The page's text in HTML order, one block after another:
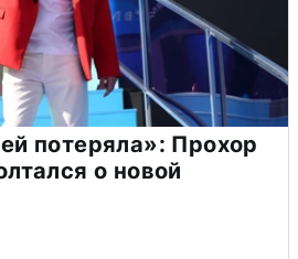
потеряла»: Прохор
о новой